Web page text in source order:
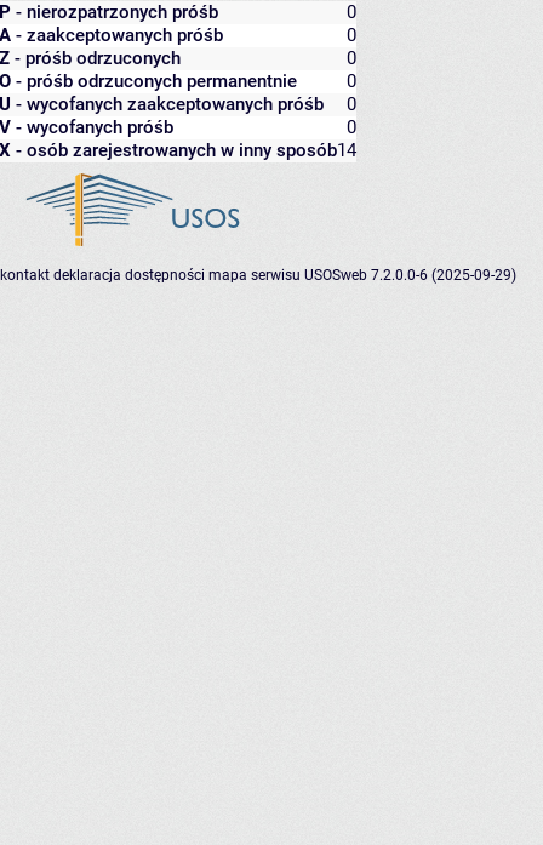
P - nierozpatrzonych próśb
0
A - zaakceptowanych próśb
0
Z - próśb odrzuconych
0
O - próśb odrzuconych permanentnie
0
U - wycofanych zaakceptowanych próśb
0
V - wycofanych próśb
0
X - osób zarejestrowanych w inny sposób14
kontakt deklaracja dostępności mapa serwisu USOSweb 7.2.0.0-6 (2025-09-29)